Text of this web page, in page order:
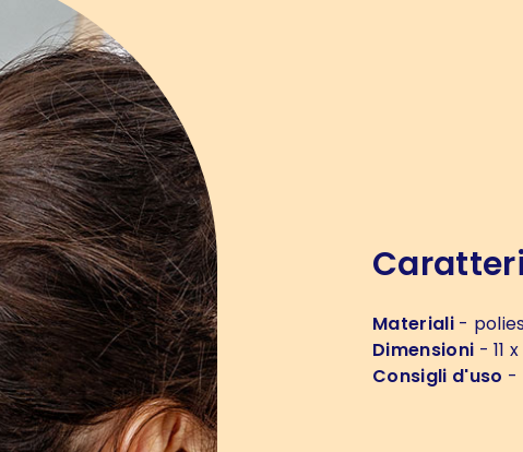
Materiali-
Dimensioni - 11
Consigli d'uso -